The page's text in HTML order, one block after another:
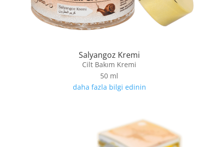
Salyangoz Kremi
Cilt Bakım Kremi
50 ml
daha fazla bilgi edinin